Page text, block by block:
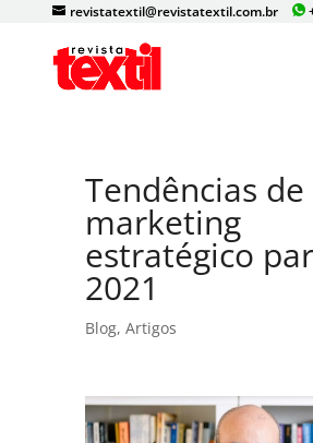
revistatextil@revistatextil.com.br
Tendências de
marketing
estratégico
2021
Blog,Artigos